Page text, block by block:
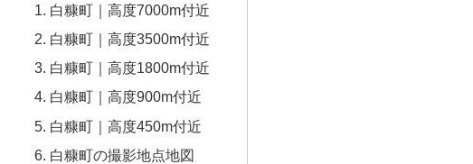
白糠町｜高度7000m付近
白糠町｜高度3500m付近
白糠町｜高度1800m付近
白糠町｜高度900m付近
白糠町｜高度450m付近
白糠町の撮影地点地図